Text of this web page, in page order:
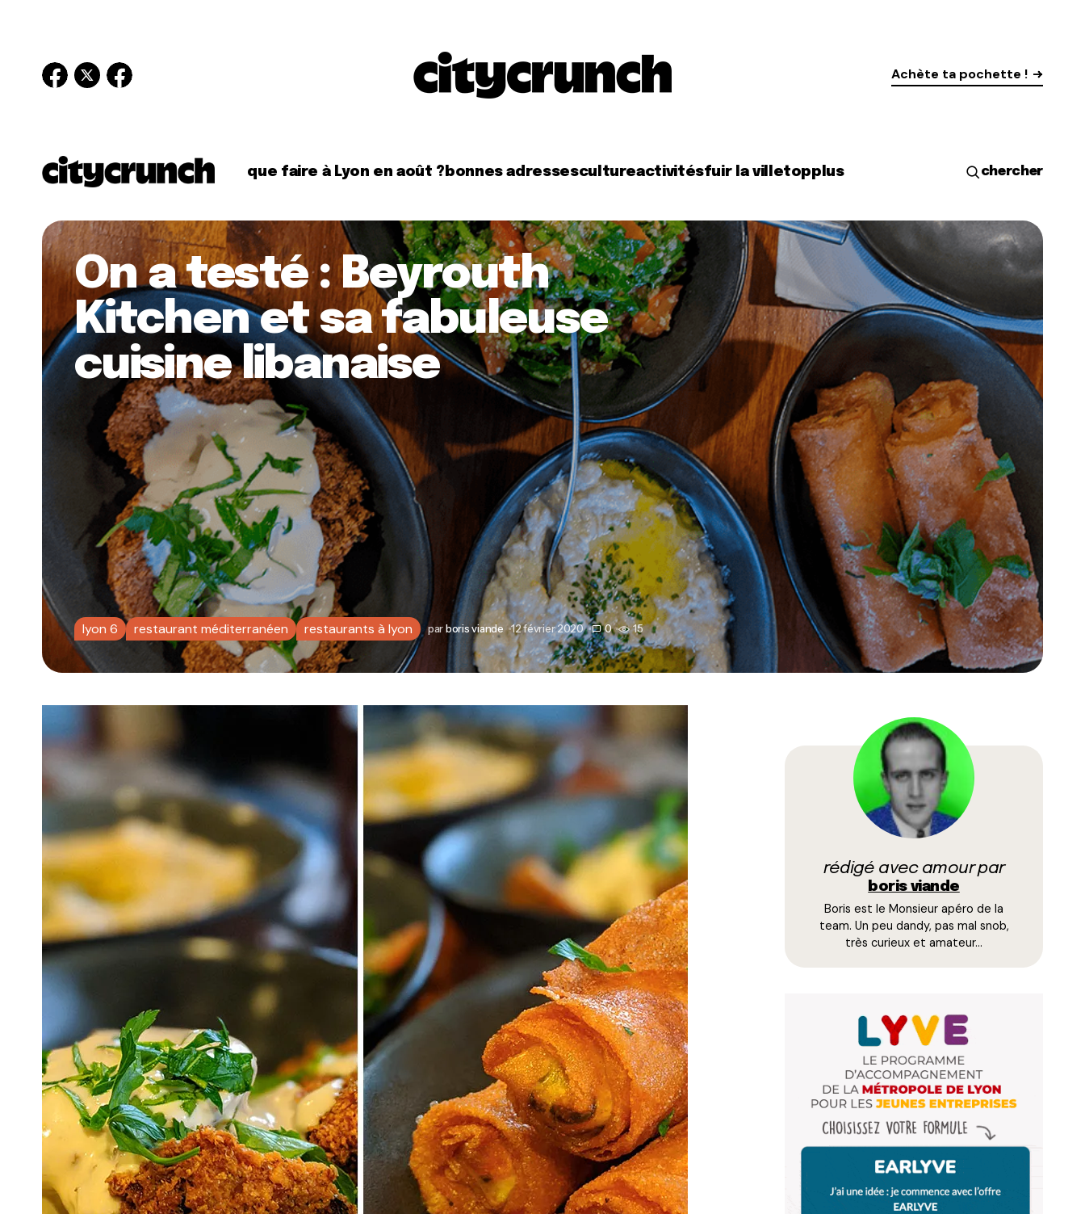
Achète ta pochette !
que faire à Lyon en août ? bonnes adressescultureactivitésfuir la villetopplus chercher
On a testé : Beyrouth
Kitchen et sa fabuleuse
cuisine libanaise
lyon 6 restaurant méditerranéen restaurants à lyon parboris viande 12 février 2020 0 15
rédigé avec amour par
boris viande
Boris est le Monsieur apéro de la
team. Un peu dandy, pas mal snob,
très curieux et amateur…